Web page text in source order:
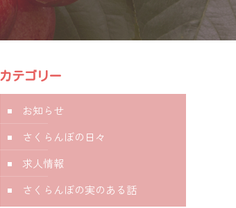
カテゴリー
お知らせ
さくらんぼの日々
求人情報
さくらんぼの実のある話